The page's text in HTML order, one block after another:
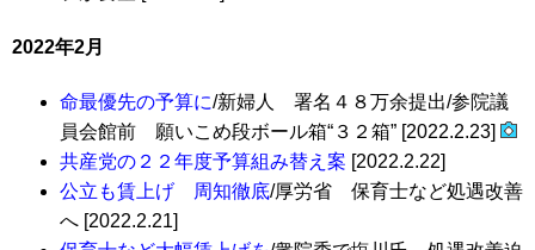
2022年2月
命最優先の予算に/新婦人 署名４８万余提出/参院議
員会館前 願いこめ段ボール箱“３２箱” [2022.2.23]
共産党の２２年度予算組み替え案 [2022.2.22]
公立も賃上げ 周知徹底/厚労省 保育士など処遇改善
へ [2022.2.21]